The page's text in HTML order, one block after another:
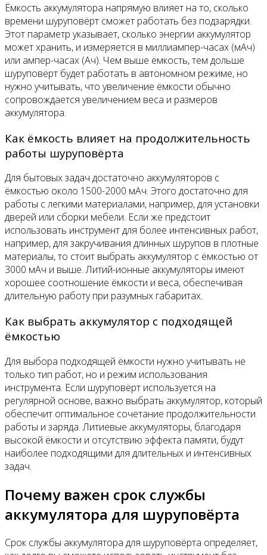
Ёмкость аккумулятора напрямую влияет на то, сколько
времени шуруповёрт сможет работать без подзарядки.
Этот параметр указывает, сколько энергии аккумулятор
может хранить, и измеряется в миллиампер-часах (мАч)
или ампер-часах (Ач). Чем выше ёмкость, тем дольше
шуруповёрт будет работать в автономном режиме, но
нужно учитывать, что увеличение ёмкости обычно
сопровождается увеличением веса и размеров
аккумулятора.
Как ёмкость влияет на продолжительность
работы шуруповёрта
Для бытовых задач достаточно аккумуляторов с
ёмкостью около 1500-2000 мАч. Этого достаточно для
работы с легкими материалами, например, для установки
дверей или сборки мебели. Если же предстоит
использовать инструмент для более интенсивных работ,
например, для закручивания длинных шурупов в плотные
материалы, то стоит выбрать аккумулятор с ёмкостью от
3000 мАч и выше. Литий-ионные аккумуляторы имеют
хорошее соотношение ёмкости и веса, обеспечивая
длительную работу при разумных габаритах.
Как выбрать аккумулятор с подходящей
ёмкостью
Для выбора подходящей ёмкости нужно учитывать не
только тип работ, но и режим использования
инструмента. Если шуруповёрт используется на
регулярной основе, важно выбрать аккумулятор, который
обеспечит оптимальное сочетание продолжительности
работы и заряда. Литиевые аккумуляторы, благодаря
высокой ёмкости и отсутствию эффекта памяти, будут
наиболее подходящими для длительных и интенсивных
задач.
Почему важен срок службы
аккумулятора для шуруповёрта
Срок службы аккумулятора для шуруповёрта определяет,